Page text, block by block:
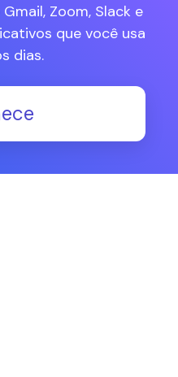
Zoom, Slack e
que você usa
dias.